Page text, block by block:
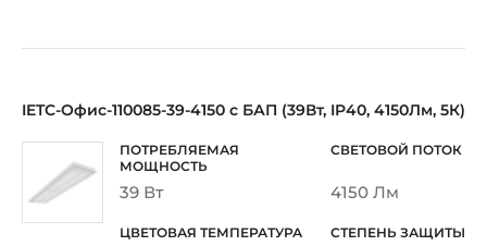
IETC-Офис-110085-39-4150 с БАП (39Вт, IP40, 4150Лм, 5К)
39 Вт 4150 Лм